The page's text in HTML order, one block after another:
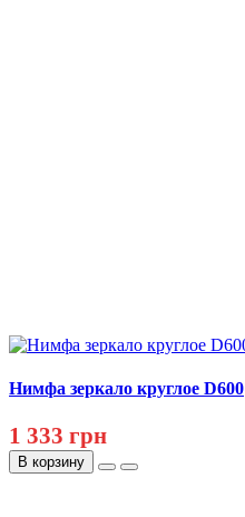
Нимфа зеркало круглое D600
1 333 грн
В корзину